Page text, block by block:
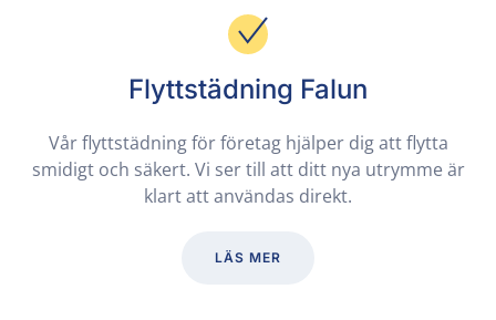
Flyttstädning Falun
Vår flyttstädning för företag hjälper dig att flytta
smidigt och säkert. Vi ser till att ditt nya utrymme är
klart att användas direkt.
LÄS MER